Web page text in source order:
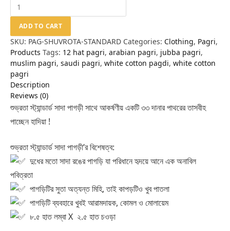
ADD TO CART
SKU: PAG-SHUVROTA-STANDARD Categories: Clothing, Pagri,
Products Tags: 12 hat pagri, arabian pagri, jubba pagri,
muslim pagri, saudi pagri, white cotton pagdi, white cotton
pagri
Description
Reviews (0)
শুভ্রতা স্ট্যান্ডার্ড সাদা পাগড়ী সাথে আকর্ষণীয় একটি ৩৩ দানার পাথরের তাসবীহ
পাচ্ছেন হাদিয়া !
শুভ্রতা স্ট্যান্ডার্ড সাদা পাগড়ী’র বিশেষত্ব:
দুধের মতো সাদা রঙের পাগড়ি যা পরিধানে হৃদয়ে আনে এক অনাবিল
পবিত্রতা
পাগড়িটির সুতা অত্যন্ত মিহি, তাই কাপড়টিও খুব পাতলা
পাগড়িটি ব্যবহারে খুবই আরামদায়ক, কোমল ও মোলায়েম
৮.৫ হাত লম্বা X ২.৫ হাত চওড়া